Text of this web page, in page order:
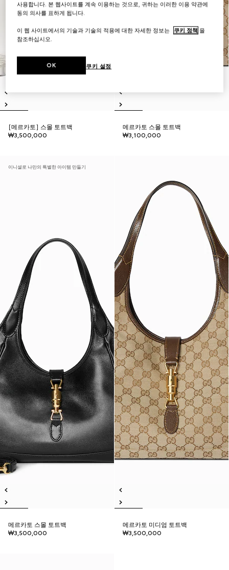
[메르카토] 스몰 토트백
₩3,500,000
메르카토 스몰 토트백
₩3,100,000
이니셜로 나만의 특별한 아이템 만들기
메르카토 스몰 토트백
₩3,500,000
메르카토 미디엄 토트백
₩3,500,000
사용합니다. 본 웹사이트를 계속 이용하는 것으로, 귀하는 이러한 이용 약관에
동의 의사를 표하게 됩니다.
이 웹 사이트에서의 기술과 기술의 적용에 대한 자세한 정보는 쿠키 정책 을
참조하십시오.
쿠키 설정
OK